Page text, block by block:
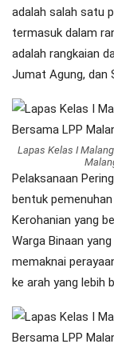
adalah salah satu
termasuk dalam
adalah rangkaian
Jumat Agung, dan
Lapas Kelas I
Pelaksanaan
bentuk
Kerohanian yang
Warga Binaan
memaknai
ke arah yang lebih